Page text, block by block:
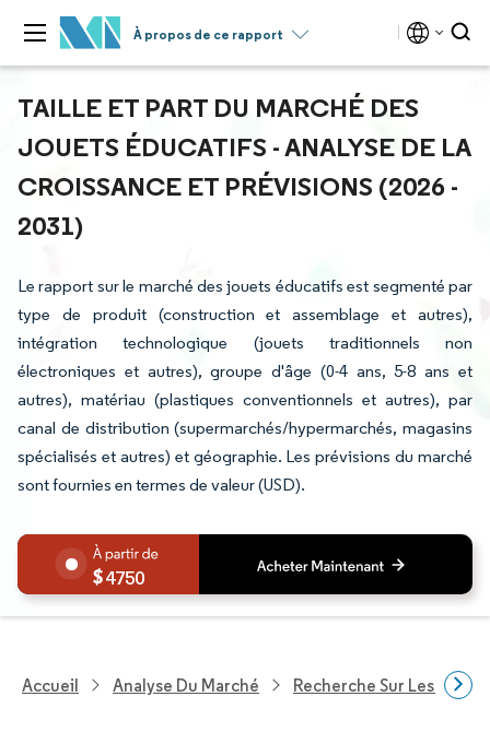
À propos de ce rapport
TAILLE ET PART DU MARCHÉ DES
JOUETS ÉDUCATIFS - ANALYSE DE LA
CROISSANCE ET PRÉVISIONS (2026 -
2031)
Le rapport sur le marché des jouets éducatifs est segmenté par
type de produit (construction et assemblage et autres),
intégration technologique (jouets traditionnels non
électroniques et autres), groupe d'âge (0-4 ans, 5-8 ans et
autres), matériau (plastiques conventionnels et autres), par
canal de distribution (supermarchés/hypermarchés, magasins
spécialisés et autres) et géographie. Les prévisions du marché
sont fournies en termes de valeur (USD).
4750
Accueil Analyse Du Marché Recherche Sur Les